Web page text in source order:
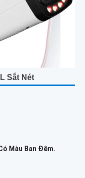
Sắt Nét
Màu Ban Ðêm.